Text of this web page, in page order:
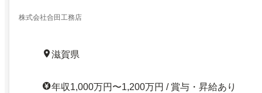
株式会社合田工務店
滋賀県
年収1,000万円〜1,200万円 / 賞与・昇給あり